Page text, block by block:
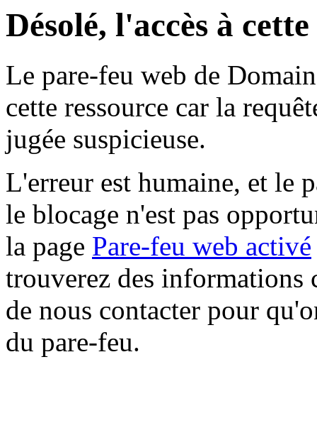
Désolé, l'accès à
Le pare-feu web de
cette ressource car la
jugée suspicieuse.
L'erreur est humaine, et le
le blocage n'est pas
la page Pare-feu web activé
trouverez des informations
de nous contacter pour
du pare-feu.